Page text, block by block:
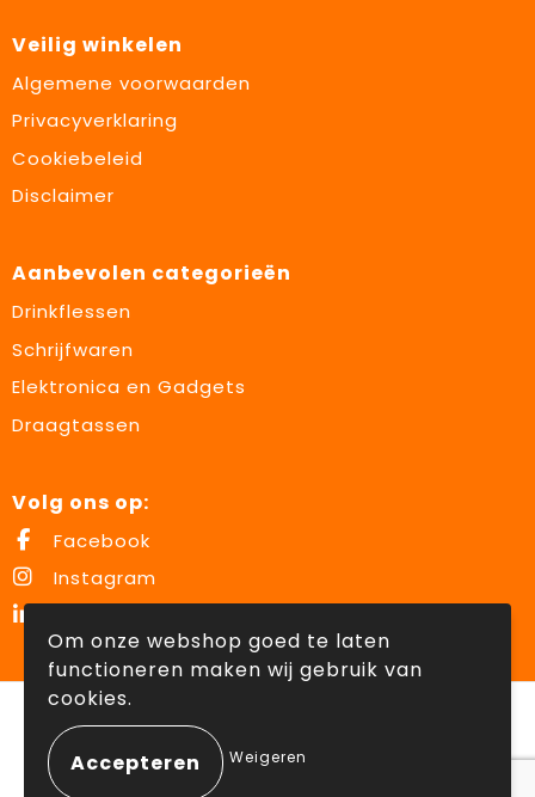
Veilig winkelen
Algemene voorwaarden
Privacyverklaring
Cookiebeleid
Disclaimer
Aanbevolen categorieën
Drinkflessen
Schrijfwaren
Elektronica en Gadgets
Draagtassen
Volg ons op:
Facebook
Instagram
© Copyright Lowette Gifts 2026
Om onze webshop goed te laten
functioneren maken wij gebruik van
cookies.
Weigeren